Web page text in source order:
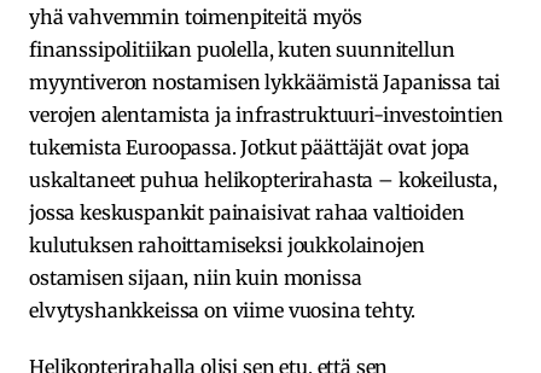
yhä vahvemmin toimenpiteitä myös
finanssipolitiikan puolella, kuten suunnitellun
myyntiveron nostamisen lykkäämistä Japanissa tai
verojen alentamista ja infrastruktuuri-investointien
tukemista Euroopassa. Jotkut päättäjät ovat jopa
uskaltaneet puhua helikopterirahasta – kokeilusta,
jossa keskuspankit painaisivat rahaa valtioiden
kulutuksen rahoittamiseksi joukkolainojen
ostamisen sijaan, niin kuin monissa
elvytyshankkeissa on viime vuosina tehty.
Helikopterirahalla olisi sen etu, että sen